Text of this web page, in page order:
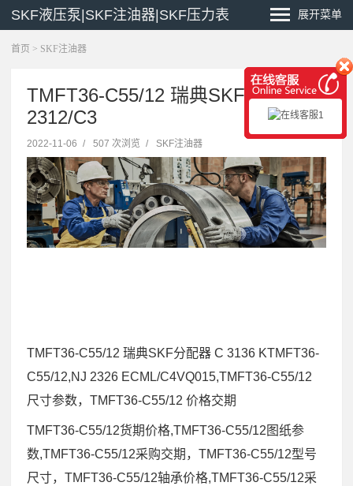
SKF液压泵|SKF注油器|SKF压力表 展开菜单
首页 > SKF注油器
TMFT36-C55/12 瑞典SKF分配器
2312/C3
2022-11-06 / 507 次浏览 / SKF注油器
TMFT36-C55/12 瑞典SKF分配器 C 3136 KTMFT36-
C55/12,NJ 2326 ECML/C4VQ015,TMFT36-C55/12
尺寸参数，TMFT36-C55/12 价格交期
TMFT36-C55/12货期价格,TMFT36-C55/12图纸参
数,TMFT36-C55/12采购交期，TMFT36-C55/12型号
尺寸，TMFT36-C55/12轴承价格,TMFT36-C55/12采